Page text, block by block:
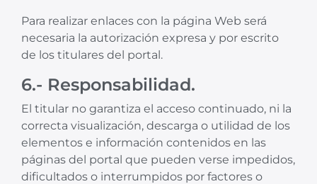
Para realizar enlaces con la página Web será
necesaria la autorización expresa y por escrito
de los titulares del portal.
6.- Responsabilidad.
El titular no garantiza el acceso continuado, ni la
correcta visualización, descarga o utilidad de los
elementos e información contenidos en las
páginas del portal que pueden verse impedidos,
dificultados o interrumpidos por factores o